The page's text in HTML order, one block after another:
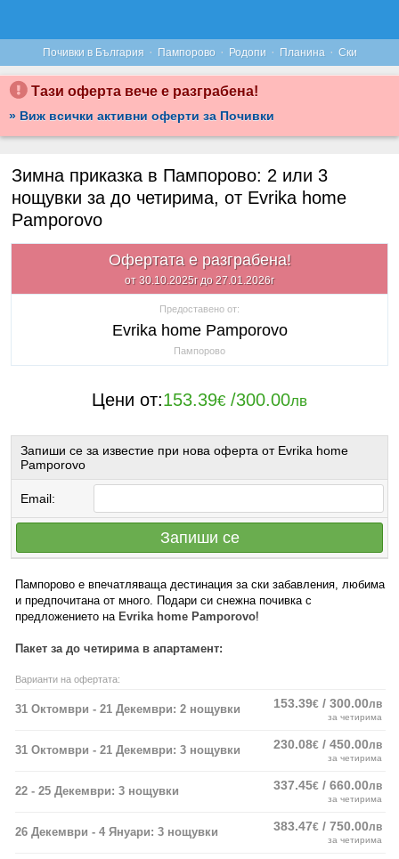
Почивки в България · Пампорово · Родопи · Планина · Ски
Тази оферта вече е разграбена!
» Виж всички активни оферти за Почивки
Зимна приказка в Пампорово: 2 или 3
нощувки за до четирима, от Evrika home
Pamporovo
Офертата е разграбена!
от 30.10.2025г до 27.01.2026г
Предоставено от:
Evrika home Pamporovo
Пампорово
Цени от:153.39€ /300.00лв
Запиши се за известие при нова оферта от Evrika home
Pamporovo
Email:
Запиши се
Пампорово е впечатляваща дестинация за ски забавления, любима
и предпочитана от много. Подари си снежна почивка с
предложението на Evrika home Pamporovo!
Пакет за до четирима в апартамент:
Варианти на офертата:
31 Октомври - 21 Декември: 2 нощувки 153.39€ / 300.00лв
за четирима
31 Октомври - 21 Декември: 3 нощувки 230.08€ / 450.00лв
за четирима
22 - 25 Декември: 3 нощувки 337.45€ / 660.00лв
за четирима
26 Декември - 4 Януари: 3 нощувки 383.47€ / 750.00лв
за четирима